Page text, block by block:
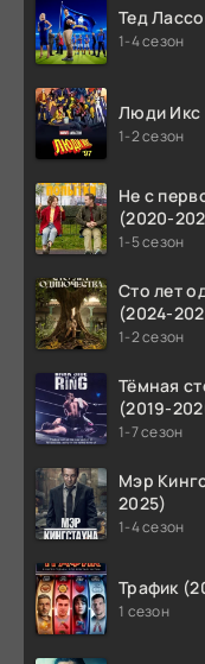
Тед
1-4 сезон
Люди Икс
1-2 сезон
Не с
(2020-
1-5 сезон
Сто лет
(2024-
1-2 сезон
Тёмная
(2019-
1-7 сезон
Мэр
2025)
1-4 сезон
Трафик
1 сезон